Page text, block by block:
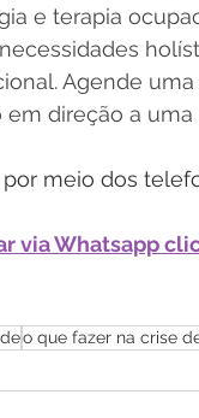
e terapia
Agende
direção a
meio dos
via Whatsapp
o que fazer na crise